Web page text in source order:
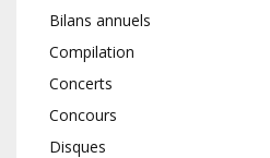
Bilans annuels
Compilation
Concerts
Concours
Disques